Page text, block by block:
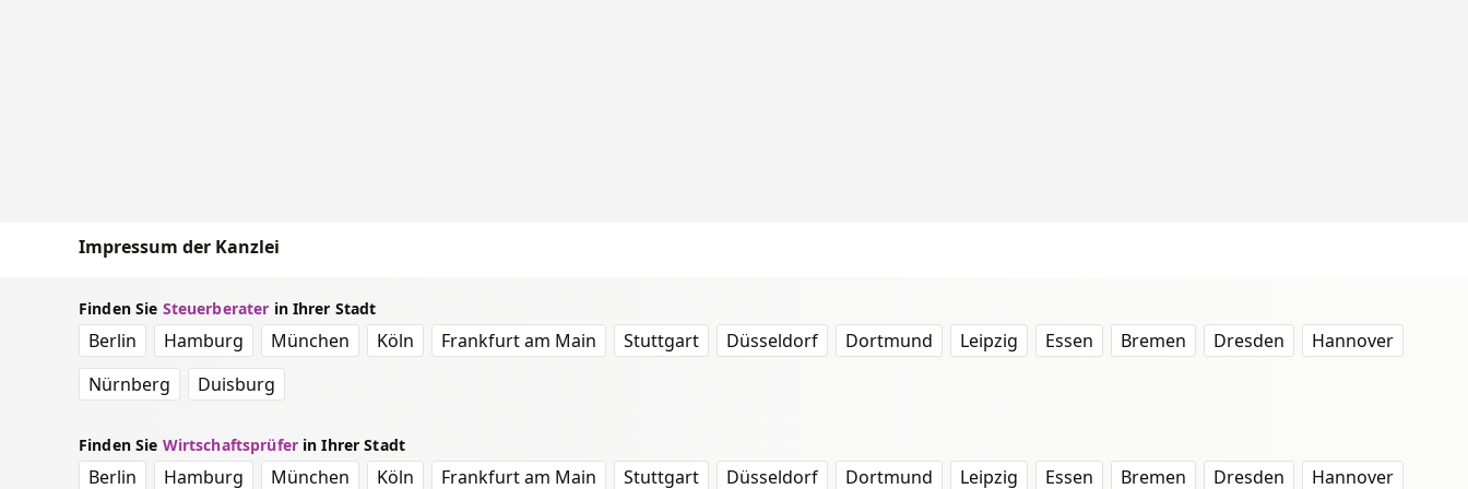
Impressum der Kanzlei
Finden Sie Steuerberater in Ihrer Stadt
Berlin Hamburg München Köln Frankfurt am Main Stuttgart Düsseldorf Dortmund Leipzig Essen Bremen Dresden
Hannover
Nürnberg
Duisburg
Finden Sie Wirtschaftsprüferin Ihrer Stadt
Berlin Hamburg München Köln Frankfurt am Main Stuttgart Düsseldorf Dortmund Leipzig Essen Bremen Dresden Hannover